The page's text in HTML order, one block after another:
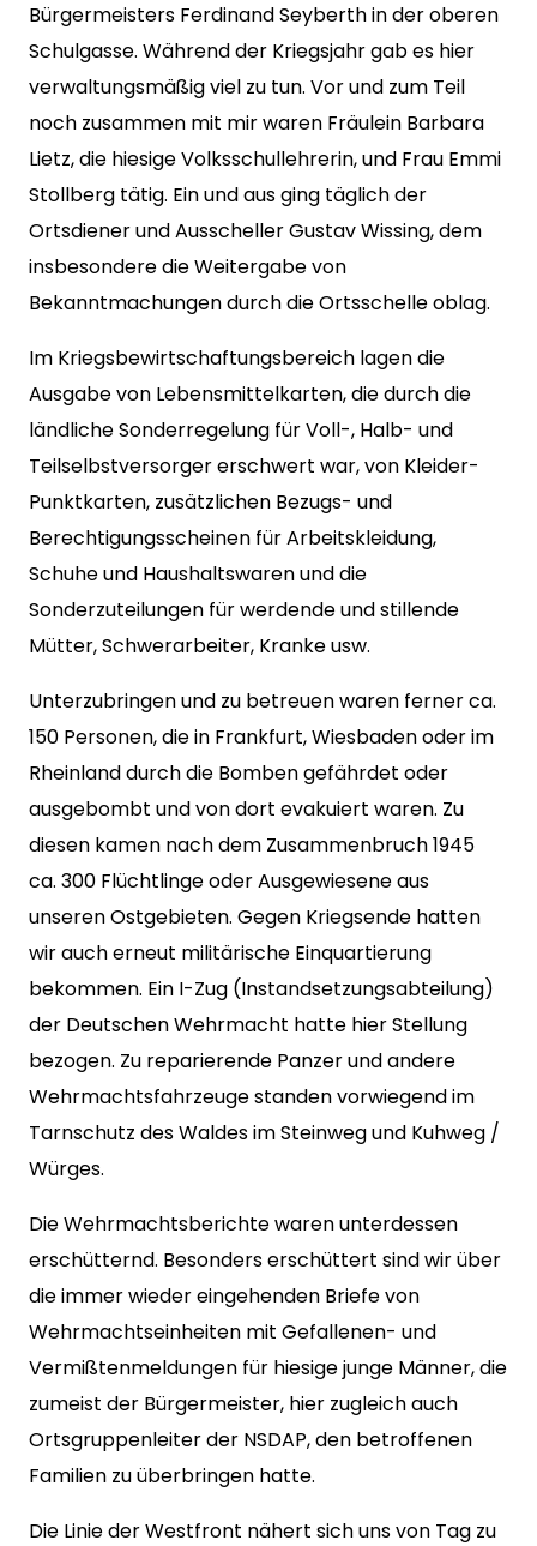
Bürgermeisters Ferdinand Seyberth in der oberen
Schulgasse. Während der Kriegsjahr gab es hier
verwaltungsmäßig viel zu tun. Vor und zum Teil
noch zusammen mit mir waren Fräulein Barbara
Lietz, die hiesige Volksschullehrerin, und Frau Emmi
Stollberg tätig. Ein und aus ging täglich der
Ortsdiener und Ausscheller Gustav Wissing, dem
insbesondere die Weitergabe von
Bekanntmachungen durch die Ortsschelle oblag.
Im Kriegsbewirtschaftungsbereich lagen die
Ausgabe von Lebensmittelkarten, die durch die
ländliche Sonderregelung für Voll-, Halb- und
Teilselbstversorger erschwert war, von Kleider-
Punktkarten, zusätzlichen Bezugs- und
Berechtigungsscheinen für Arbeitskleidung,
Schuhe und Haushaltswaren und die
Sonderzuteilungen für werdende und stillende
Mütter, Schwerarbeiter, Kranke usw.
Unterzubringen und zu betreuen waren ferner ca.
150 Personen, die in Frankfurt, Wiesbaden oder im
Rheinland durch die Bomben gefährdet oder
ausgebombt und von dort evakuiert waren. Zu
diesen kamen nach dem Zusammenbruch 1945
ca. 300 Flüchtlinge oder Ausgewiesene aus
unseren Ostgebieten. Gegen Kriegsende hatten
wir auch erneut militärische Einquartierung
bekommen. Ein I-Zug (Instandsetzungsabteilung)
der Deutschen Wehrmacht hatte hier Stellung
bezogen. Zu reparierende Panzer und andere
Wehrmachtsfahrzeuge standen vorwiegend im
Tarnschutz des Waldes im Steinweg und Kuhweg /
Würges.
Die Wehrmachtsberichte waren unterdessen
erschütternd. Besonders erschüttert sind wir über
die immer wieder eingehenden Briefe von
Wehrmachtseinheiten mit Gefallenen- und
Vermißtenmeldungen für hiesige junge Männer, die
zumeist der Bürgermeister, hier zugleich auch
Ortsgruppenleiter der NSDAP, den betroffenen
Familien zu überbringen hatte.
Die Linie der Westfront nähert sich uns von Tag zu